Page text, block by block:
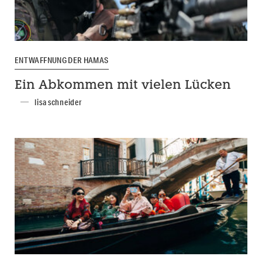
ENTWAFFNUNG DER HAMAS
Ein Abkommen mit vielen Lücken
lisa schneider